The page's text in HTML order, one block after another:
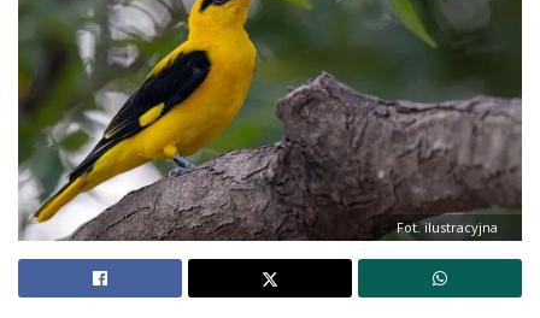
Fot. ilustracyjna